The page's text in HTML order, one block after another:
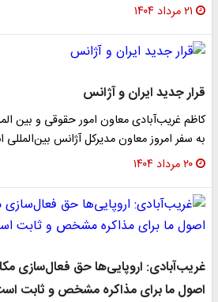
۲۱ مرداد ۱۴۰۴
قرار جدید ایران و آژانس
کاظم غریب‌آبادی معاون امور حقوقی و بین
به سفر امروز معاون مدیرکل آژانس بین‌المللی
۲۰ مرداد ۱۴۰۴
غریب‌آبادی: اروپایی‌ها حق فعال‌سازی
اصول ما برای مذاکره مشخص و ثابت